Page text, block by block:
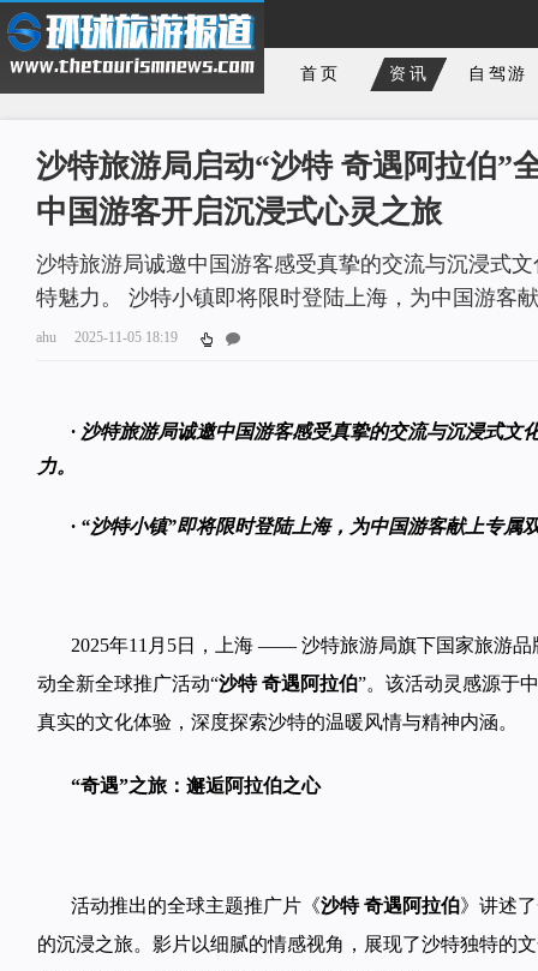
首页 资讯 自驾游
沙特旅游局启动“沙特 奇遇阿拉伯”
中国游客开启沉浸式心灵之旅
沙特旅游局诚邀中国游客感受真挚的交流与沉浸式
特魅力。 沙特小镇即将限时登陆上海，为中国游客
ahu 2025-11-05 18:19
· 沙特旅游局诚邀中国游客感受真挚的交流与沉浸式文
力。
· “沙特小镇”即将限时登陆上海，为中国游客献上专属
2025年11月5日，上海 —— 沙特旅游局旗下国家旅游
动全新全球推广活动“沙特 奇遇阿拉伯”。该活动灵感源于
真实的文化体验，深度探索沙特的温暖风情与精神内涵。
“奇遇”之旅：邂逅阿拉伯之心
活动推出的全球主题推广片《沙特 奇遇阿拉伯》讲述
的沉浸之旅。影片以细腻的情感视角，展现了沙特独特的